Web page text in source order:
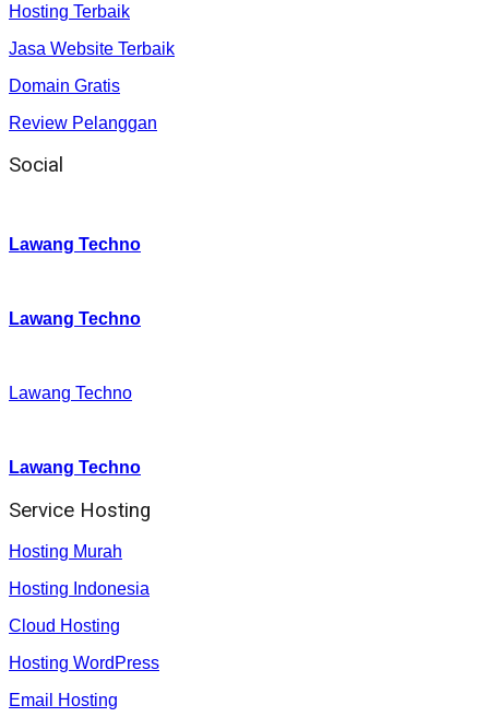
Hosting Terbaik
Jasa Website Terbaik
Domain Gratis
Review Pelanggan
Social
Lawang Techno
Lawang Techno
Lawang Techno
Lawang Techno
Service Hosting
Hosting Murah
Hosting Indonesia
Cloud Hosting
Hosting WordPress
Email Hosting